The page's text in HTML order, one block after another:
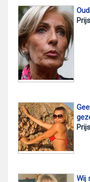
Wij